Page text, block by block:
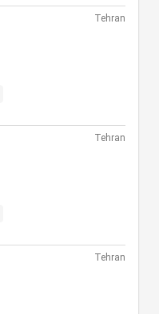
Tehran
Tehran
Tehran